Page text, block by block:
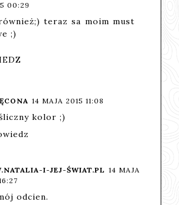
00:29
teraz sa moim must
;)
14 MAJA 2015 11:08
kolor ;)
I-JEJ-ŚWIAT.PL 14 MAJA
odcien.